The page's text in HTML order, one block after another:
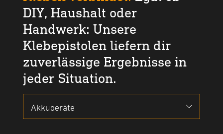
DIY, Haushalt oder
Handwerk: Unsere
Klebepistolen liefern dir
zuverlässige Ergebnisse in
jeder Situation.